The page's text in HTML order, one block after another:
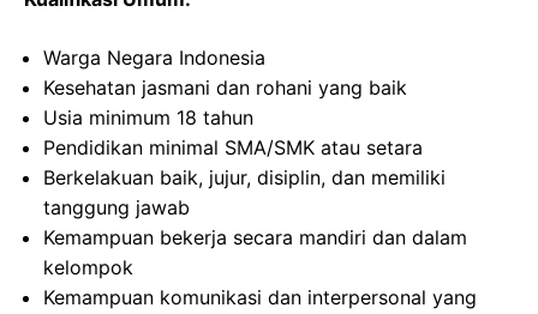
Warga Negara Indonesia
Kesehatan jasmani dan rohani yang baik
Usia minimum 18 tahun
Pendidikan minimal SMA/SMK atau setara
Berkelakuan baik, jujur, disiplin, dan memiliki
tanggung jawab
Kemampuan bekerja secara mandiri dan dalam
kelompok
Kemampuan komunikasi dan interpersonal yang